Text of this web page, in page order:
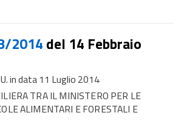
2014 del 14 Febbraio
in data 11 Luglio 2014
TRA IL MINISTERO PER LE
ALIMENTARI E FORESTALI E